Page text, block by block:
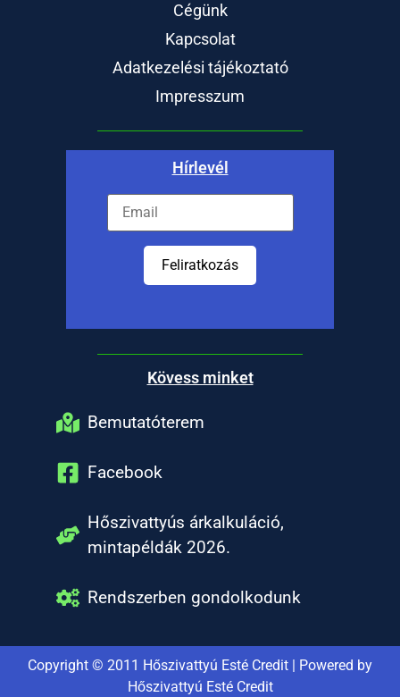
Cégünk
Kapcsolat
Adatkezelési tájékoztató
Impresszum
Hírlevél
Feliratkozás
Kövess minket
Bemutatóterem
Facebook
Hőszivattyús árkalkuláció,
mintapéldák 2026.
Rendszerben gondolkodunk
Copyright © 2011 Hőszivattyú Esté Credit | Powered by
Hőszivattyú Esté Credit